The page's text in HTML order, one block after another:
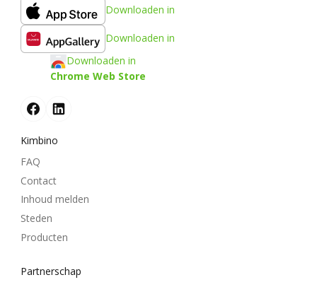
Downloaden in
Downloaden in
Downloaden in
Chrome Web Store
Kimbino
FAQ
Contact
Inhoud melden
Steden
Producten
Partnerschap